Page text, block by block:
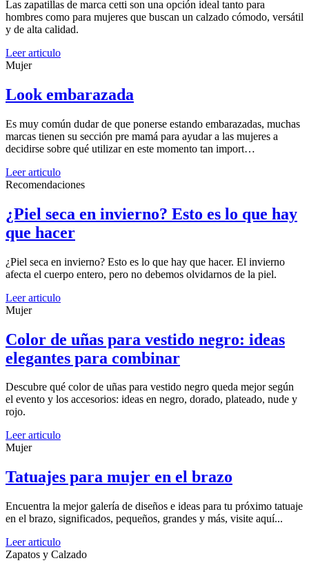
Las zapatillas de marca cetti son una opción ideal tanto para
hombres como para mujeres que buscan un calzado cómodo, versátil
y de alta calidad.
Leer articulo
Mujer
Look embarazada
Es muy común dudar de que ponerse estando embarazadas, muchas
marcas tienen su sección pre mamá para ayudar a las mujeres a
decidirse sobre qué utilizar en este momento tan import…
Leer articulo
Recomendaciones
¿Piel seca en invierno? Esto es lo que hay
que hacer
¿Piel seca en invierno? Esto es lo que hay que hacer. El invierno
afecta el cuerpo entero, pero no debemos olvidarnos de la piel.
Leer articulo
Mujer
Color de uñas para vestido negro: ideas
elegantes para combinar
Descubre qué color de uñas para vestido negro queda mejor según
el evento y los accesorios: ideas en negro, dorado, plateado, nude y
rojo.
Leer articulo
Mujer
Tatuajes para mujer en el brazo
Encuentra la mejor galería de diseños e ideas para tu próximo tatuaje
en el brazo, significados, pequeños, grandes y más, visite aquí...
Leer articulo
Zapatos y Calzado